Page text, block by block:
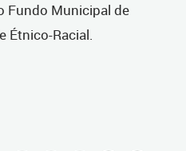
Fundo Municipal de
Étnico-Racial.